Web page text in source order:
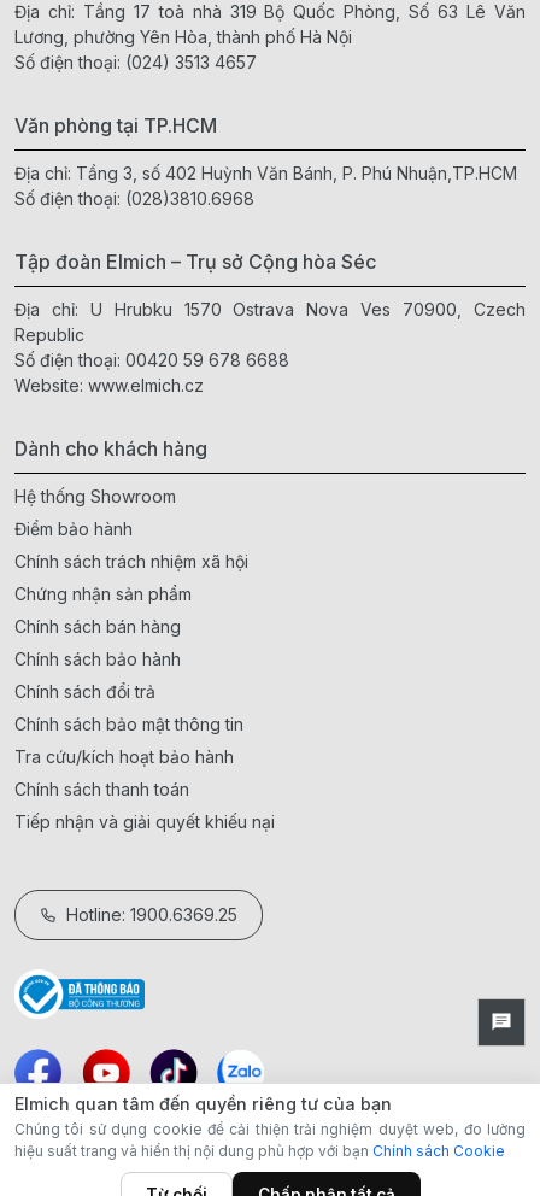
Địa chỉ: Tầng 17 toà nhà 319 Bộ Quốc Phòng, Số 63 Lê Văn
Lương, phường Yên Hòa, thành phố Hà Nội
Số điện thoại: (024) 3513 4657
Văn phòng tại TP.HCM
Địa chỉ: Tầng 3, số 402 Huỳnh Văn Bánh, P. Phú Nhuận,TP.HCM
Số điện thoại: (028)3810.6968
Tập đoàn Elmich – Trụ sở Cộng hòa Séc
Địa chỉ: U Hrubku 1570 Ostrava Nova Ves 70900, Czech
Republic
Số điện thoại: 00420 59 678 6688
Website: www.elmich.cz
Dành cho khách hàng
Hệ thống Showroom
Điểm bảo hành
Chính sách trách nhiệm xã hội
Chứng nhận sản phẩm
Chính sách bán hàng
Chính sách bảo hành
Chính sách đổi trả
Chính sách bảo mật thông tin
Tra cứu/kích hoạt bảo hành
Chính sách thanh toán
Tiếp nhận và giải quyết khiếu nại
Hotline: 1900.6369.25
Elmich quan tâm đến quyền riêng tư của bạn
Chúng tôi sử dụng cookie để cải thiện trải nghiệm duyệt web, đo lường
hiệu suất trang và hiển thị nội dung phù hợp với bạn Chính sách Cookie